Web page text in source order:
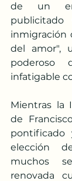
de un
inmigración
del amor",
poderoso
infatigable
Mientras la
de
pontificado
elección
muchos
renovada